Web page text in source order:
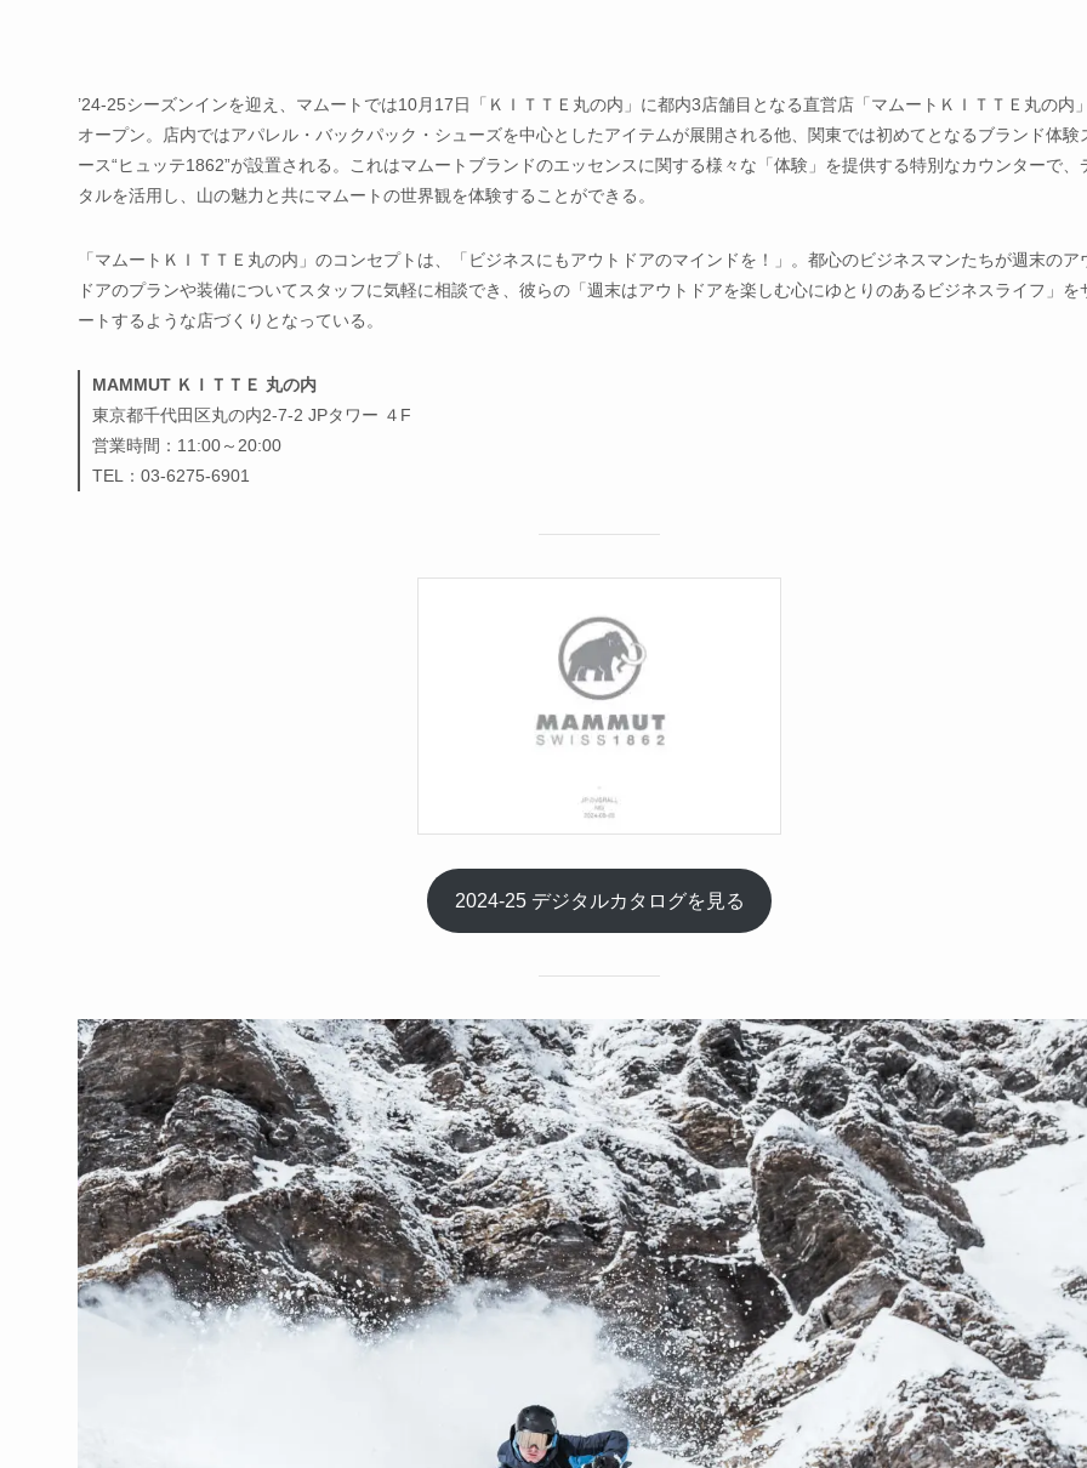
’24-25シーズンインを迎え、マムートでは10月17日「ＫＩＴＴＥ丸の内」に都内3店舗目となる直営店「マムートＫＩＴＴＥ丸の内
オープン。店内ではアパレル・バックパック・シューズを中心としたアイテムが展開される他、関東では初めてとなるブランド体験
ース“ヒュッテ1862”が設置される。これはマムートブランドのエッセンスに関する様々な「体験」を提供する特別なカウンターで、
タルを活用し、山の魅力と共にマムートの世界観を体験することができる。
「マムートＫＩＴＴＥ丸の内」のコンセプトは、「ビジネスにもアウトドアのマインドを！」。都心のビジネスマンたちが週末のア
ドアのプランや装備についてスタッフに気軽に相談でき、彼らの「週末はアウトドアを楽しむ心にゆとりのあるビジネスライフ」を
ートするような店づくりとなっている。
MAMMUT ＫＩＴＴＥ 丸の内
東京都千代田区丸の内2-7-2 JPタワー ４F
営業時間：11:00～20:00
TEL：03-6275-6901
2024-25 デジタルカタログを見る